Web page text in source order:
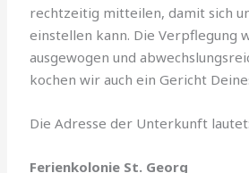
rechtzeitig mitteilen, damit sich
einstellen kann. Die Verpflegung
ausgewogen und
kochen wir auch ein Gericht
Die Adresse der Unterkunft lautet:
Ferienkolonie St. Georg